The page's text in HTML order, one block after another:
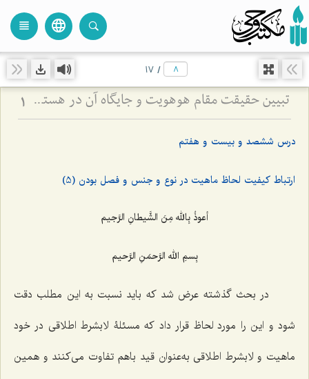
language
view_headline
/
17
تبیین حقیقت مقام هوهویت و جایگاه آن در هستی - تحلیل نسبت میان ذات باری‌تعالی و ظهورات عالم وجود 1
درس ششصد و بیست و هفتم
ارتباط کیفیت لحاظ ماهیت در نوع و جنس و فصل بودن (5)
أعوذُ بِالله مِنَ الشَّیطانِ الرَّجیم
بِسمِ الله الرَّحمَنِ الرَّحیم
در بحث گذشته عرض شد كه باید نسبت به این مطلب دقت
شود و این را مورد لحاظ قرار داد كه مسئلۀ لابشرط اطلاقى در خود
ماهیت و لابشرط اطلاقى به‌عنوان قید باهم تفاوت مى‌كنند و همین